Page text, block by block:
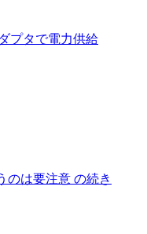
プタで電力供給
のは要注意 の続き